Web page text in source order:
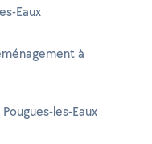
Eaux
à
les-Eaux